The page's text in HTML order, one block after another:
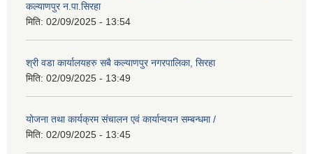
कल्याणपुर न.पा.सिरहा
मिति: 02/09/2025 - 13:54
श्री वडा कार्यालयहरु सबै कल्याणपुर नगरपालिका, सिरहा
मिति: 02/09/2025 - 13:49
योजना तथा कार्यक्रम संचालन एवं कार्यान्वयन सम्बन्धमा /
मिति: 02/09/2025 - 13:45